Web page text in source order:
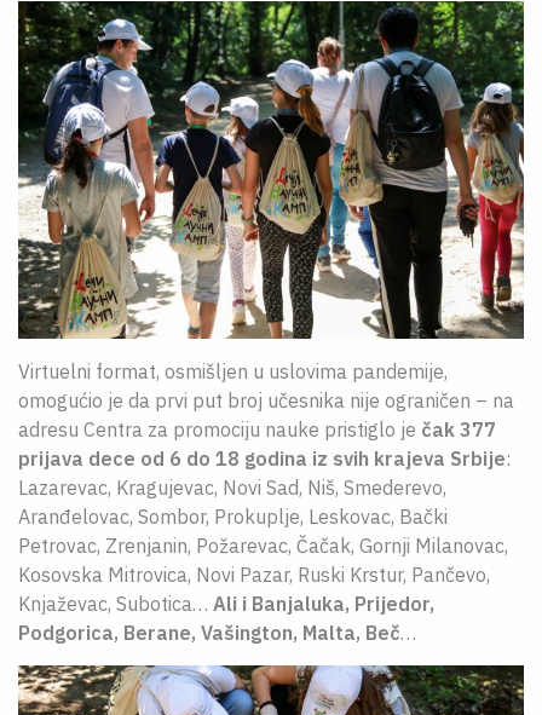
Virtuelni format, osmišljen u uslovima pandemije,
omogućio je da prvi put broj učesnika nije ograničen – na
adresu Centra za promociju nauke pristiglo je čak 377
prijava dece od 6 do 18 godina iz svih krajeva Srbije:
Lazarevac, Kragujevac, Novi Sad, Niš, Smederevo,
Aranđelovac, Sombor, Prokuplje, Leskovac, Bački
Petrovac, Zrenjanin, Požarevac, Čačak, Gornji Milanovac,
Kosovska Mitrovica, Novi Pazar, Ruski Krstur, Pančevo,
Knjaževac, Subotica… Ali i Banjaluka, Prijedor,
Podgorica, Berane, Vašington, Malta, Beč…